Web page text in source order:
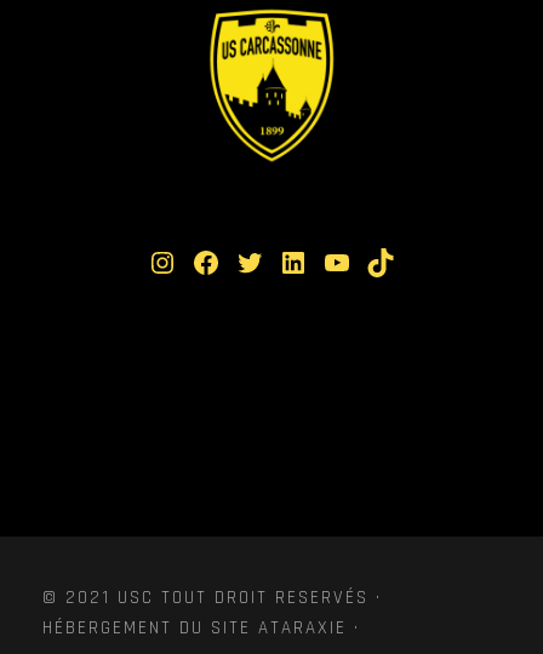
Instagram Facebook Twitter LinkedIn YouTube TikTok
© 2021 USC TOUT DROIT RESERVÉS ·
HÉBERGEMENT DU SITE ATARAXIE ·